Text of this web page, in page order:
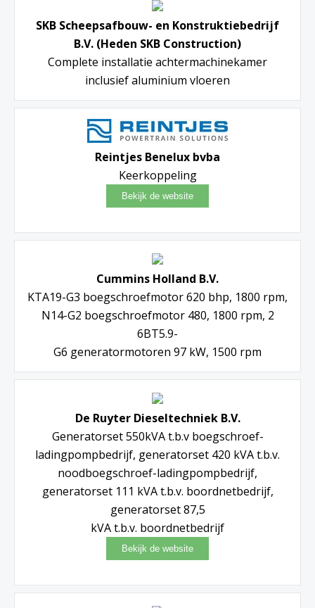
SKB Scheepsafbouw- en Konstruktiebedrijf
B.V. (Heden SKB Construction)
Complete installatie achtermachinekamer
inclusief aluminium vloeren
Reintjes Benelux bvba
Keerkoppeling
Cummins Holland B.V.
KTA19-G3 boegschroefmotor 620 bhp, 1800 rpm,
N14-G2 boegschroefmotor 480, 1800 rpm, 2
6BT5.9-
G6 generatormotoren 97 kW, 1500 rpm
De Ruyter Dieseltechniek B.V.
Generatorset 550kVA t.b.v boegschroef-
ladingpompbedrijf, generatorset 420 kVA t.b.v.
noodboegschroef-ladingpompbedrijf,
generatorset 111 kVA t.b.v. boordnetbedrijf,
generatorset 87,5
kVA t.b.v. boordnetbedrijf